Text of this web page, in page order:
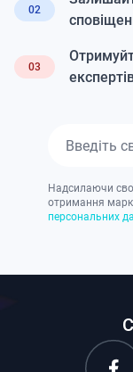
02
03
Надсилаючи
отримання
персональних